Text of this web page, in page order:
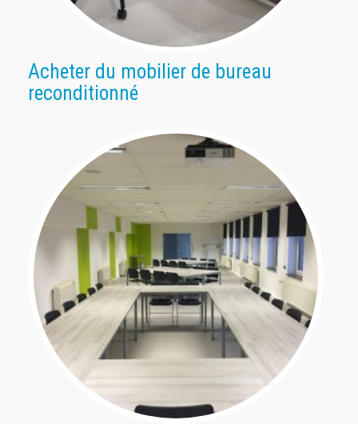
Acheter du mobilier de bureau
reconditionné